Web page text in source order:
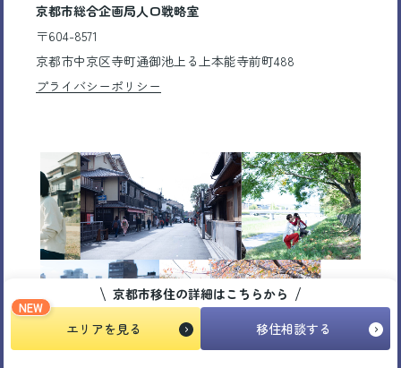
京都市移住の詳細はこちらから
NEW
エリアを見る 移住相談する
京都市総合企画局人口戦略室
〒604-8571
京都市中京区寺町通御池上る上本能寺前町488
プライバシーポリシー